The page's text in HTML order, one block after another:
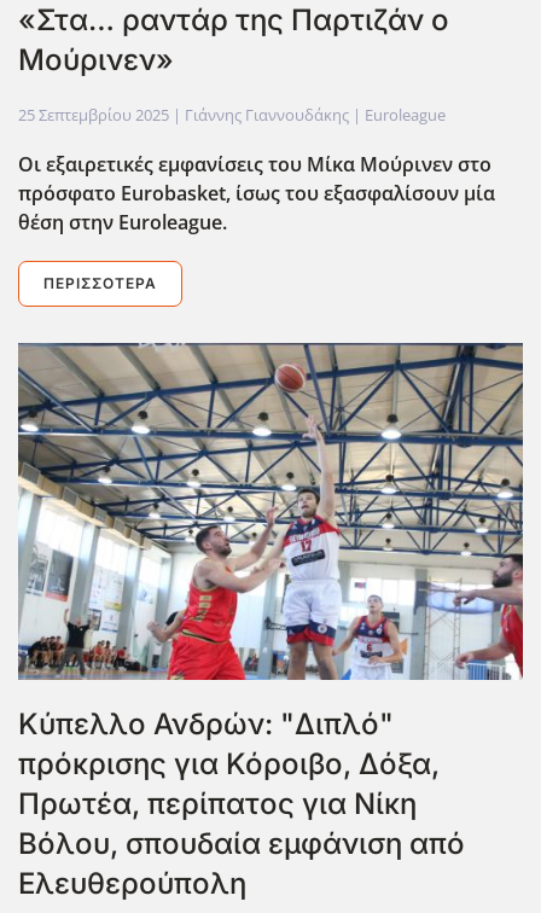
«Στα… ραντάρ της Παρτιζάν ο
Μούρινεν»
25 Σεπτεμβρίου 2025 | Γιάννης Γιαννουδάκης | Euroleague
Οι εξαιρετικές εμφανίσεις του Μίκα Μούρινεν στο
πρόσφατο Eurobasket, ίσως του εξασφαλίσουν μία
θέση στην Euroleague.
ΠΕΡΙΣΣΌΤΕΡΑ
Κύπελλο Ανδρών: "Διπλό"
πρόκρισης για Κόροιβο, Δόξα,
Πρωτέα, περίπατος για Νίκη
Βόλου, σπουδαία εμφάνιση από
Ελευθερούπολη